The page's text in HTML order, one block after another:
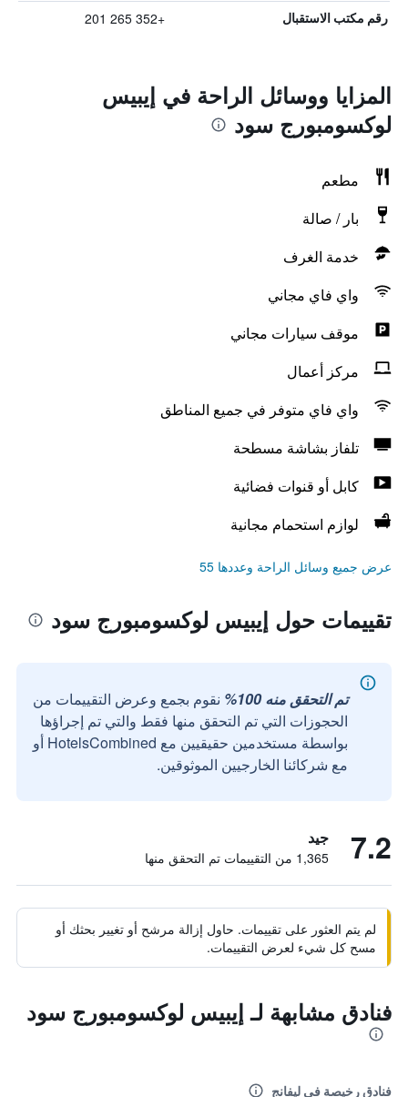
رقم مكتب الاستقبال +352 265 201
المزايا ووسائل الراحة في إيبيس
لوكسومبورج سود
مطعم
بار / صالة
خدمة الغرف
واي فاي مجاني
موقف سيارات مجاني
مركز أعمال
واي فاي متوفر في جميع المناطق
تلفاز بشاشة مسطحة
كابل أو قنوات فضائية
لوازم استحمام مجانية
عرض جميع وسائل الراحة وعددها 55
تقييمات حول إيبيس لوكسومبورج سود
تم التحقق منه 100%
نقوم بجمع وعرض التقييمات من
الحجوزات التي تم التحقق منها فقط والتي تم إجراؤها
بواسطة مستخدمين حقيقيين مع HotelsCombined أو
مع شركائنا الخارجيين الموثوقين.
7.2 جيد
1,365 من التقييمات تم التحقق منها
لم يتم العثور على تقييمات. حاول إزالة مرشح أو تغيير بحثك أو
مسح كل شيء لعرض التقييمات.
فنادق مشابهة لـ إيبيس لوكسومبورج سود
فنادق رخيصة في ليفانج